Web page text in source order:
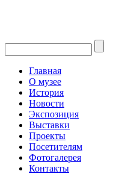
Главная
О музее
История
Новости
Экспозиция
Выставки
Проекты
Посетителям
Фотогалерея
Контакты